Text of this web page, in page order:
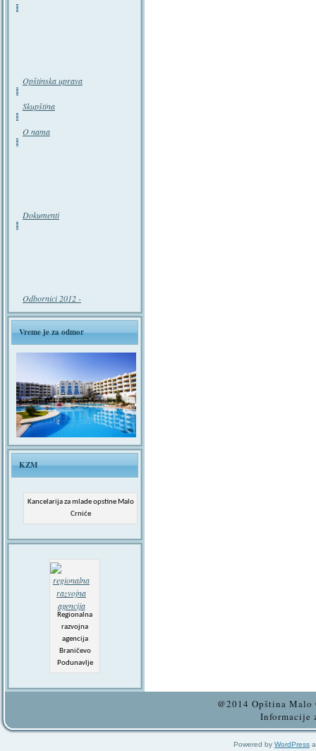
Opštinska uprava
Skupština
O nama
Dokumenti
Odbornici 2012 -
Vreme je za odmor
KZM
Kancelarija za mlade opstine Malo
Crniće
Regionalna
razvojna
agencija
Braničevo
Podunavlje
@2014 Opština
Informacije
Powered by WordPress